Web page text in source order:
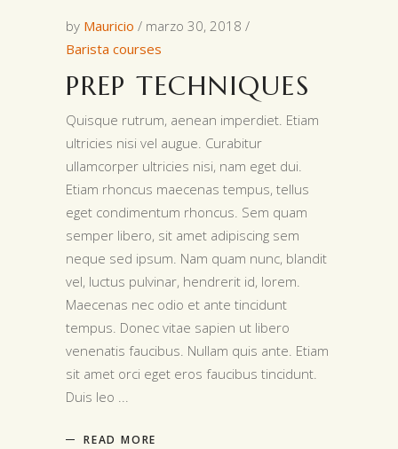
by Mauricio
marzo 30, 2018
Barista courses
PREP TECHNIQUES
Quisque rutrum, aenean imperdiet. Etiam
ultricies nisi vel augue. Curabitur
ullamcorper ultricies nisi, nam eget dui.
Etiam rhoncus maecenas tempus, tellus
eget condimentum rhoncus. Sem quam
semper libero, sit amet adipiscing sem
neque sed ipsum. Nam quam nunc, blandit
vel, luctus pulvinar, hendrerit id, lorem.
Maecenas nec odio et ante tincidunt
tempus. Donec vitae sapien ut libero
venenatis faucibus. Nullam quis ante. Etiam
sit amet orci eget eros faucibus tincidunt.
Duis leo
READ MORE